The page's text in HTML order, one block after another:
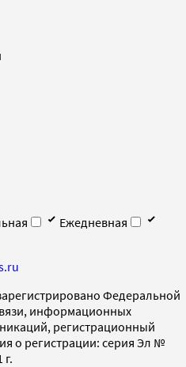
Ежедневная
Федеральной
информационных
регистрационный
о регистрации: серия Эл №